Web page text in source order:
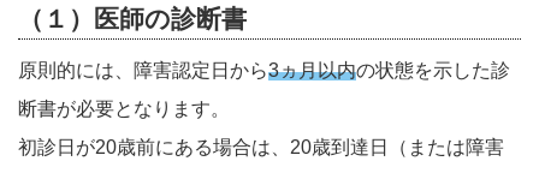
（１）医師の診断書
原則的には、障害認定日から3ヵ月以内の状態を示した診
断書が必要となります。
初診日が20歳前にある場合は、20歳到達日（または障害